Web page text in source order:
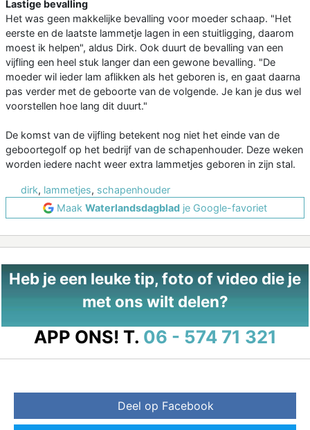
Lastige bevalling
Het was geen makkelijke bevalling voor moeder schaap. "Het
eerste en de laatste lammetje lagen in een stuitligging, daarom
moest ik helpen", aldus Dirk. Ook duurt de bevalling van een
vijfling een heel stuk langer dan een gewone bevalling. "De
moeder wil ieder lam aflikken als het geboren is, en gaat daarna
pas verder met de geboorte van de volgende. Je kan je dus wel
voorstellen hoe lang dit duurt."
De komst van de vijfling betekent nog niet het einde van de
geboortegolf op het bedrijf van de schapenhouder. Deze weken
worden iedere nacht weer extra lammetjes geboren in zijn stal.
dirk, lammetjes, schapenhouder
Maak Waterlandsdagblad je Google-favoriet
Heb je een leuke tip, foto of video die je
met ons wilt delen?
APP ONS! T. 06 - 574 71 321
Deel op Facebook